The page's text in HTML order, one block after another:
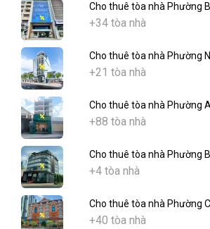
Cho thuê tòa nhà Phường
+34 tòa nhà
Cho thuê tòa nhà Phường
+21 tòa nhà
Cho thuê tòa nhà Phường
+88 tòa nhà
Cho thuê tòa nhà Phường
+4 tòa nhà
Cho thuê tòa nhà Phường
+40 tòa nhà